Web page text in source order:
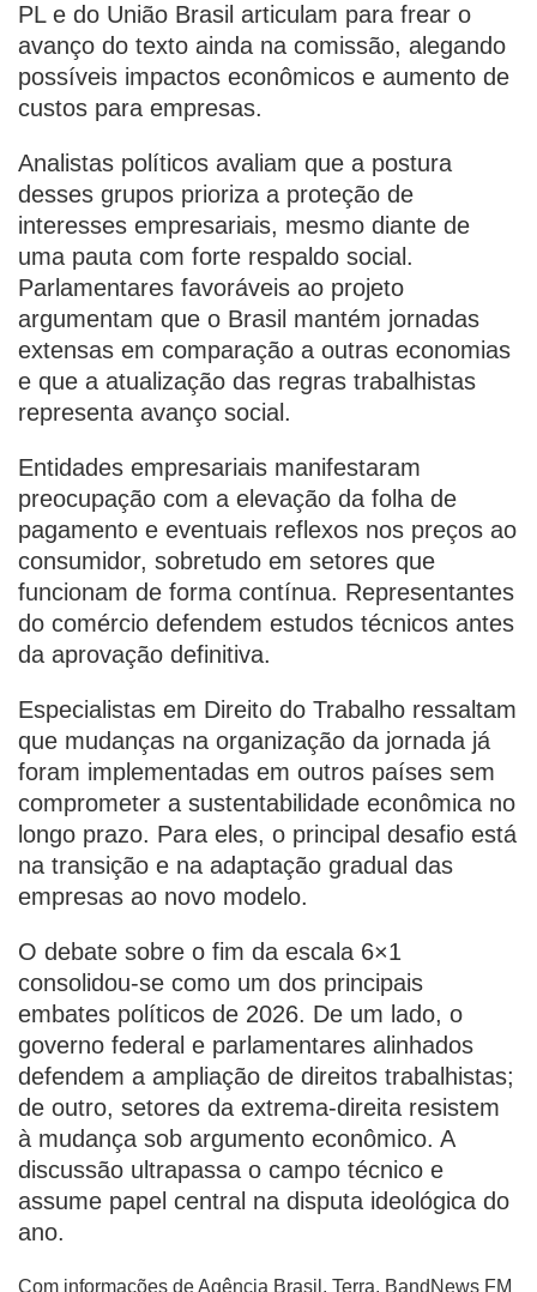
PL e do União Brasil articulam para frear o
avanço do texto ainda na comissão, alegando
possíveis impactos econômicos e aumento de
custos para empresas.
Analistas políticos avaliam que a postura
desses grupos prioriza a proteção de
interesses empresariais, mesmo diante de
uma pauta com forte respaldo social.
Parlamentares favoráveis ao projeto
argumentam que o Brasil mantém jornadas
extensas em comparação a outras economias
e que a atualização das regras trabalhistas
representa avanço social.
Entidades empresariais manifestaram
preocupação com a elevação da folha de
pagamento e eventuais reflexos nos preços ao
consumidor, sobretudo em setores que
funcionam de forma contínua. Representantes
do comércio defendem estudos técnicos antes
da aprovação definitiva.
Especialistas em Direito do Trabalho ressaltam
que mudanças na organização da jornada já
foram implementadas em outros países sem
comprometer a sustentabilidade econômica no
longo prazo. Para eles, o principal desafio está
na transição e na adaptação gradual das
empresas ao novo modelo.
O debate sobre o fim da escala 6×1
consolidou-se como um dos principais
embates políticos de 2026. De um lado, o
governo federal e parlamentares alinhados
defendem a ampliação de direitos trabalhistas;
de outro, setores da extrema-direita resistem
à mudança sob argumento econômico. A
discussão ultrapassa o campo técnico e
assume papel central na disputa ideológica do
ano.
Com informações de Agência Brasil, Terra, BandNews FM